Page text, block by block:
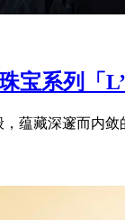
系列「
蕴藏深邃而内